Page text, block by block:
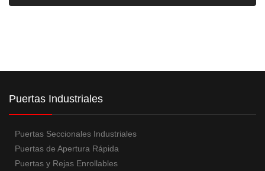
Puertas Industriales
Puertas Seccionales Industriales
Puertas de Apertura Rápida
Puertas y Rejas Enrollables